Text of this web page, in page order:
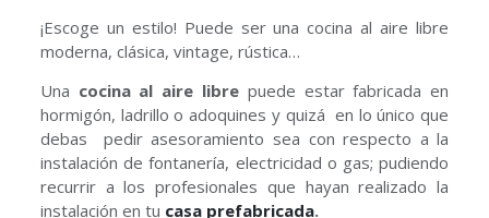
¡Escoge un estilo! Puede ser una cocina al aire libre
moderna, clásica, vintage, rústica…
Una cocina al aire libre puede estar fabricada en
hormigón, ladrillo o adoquines y quizá en lo único que
debas pedir asesoramiento sea con respecto a la
instalación de fontanería, electricidad o gas; pudiendo
recurrir a los profesionales que hayan realizado la
instalación en tu casa prefabricada.